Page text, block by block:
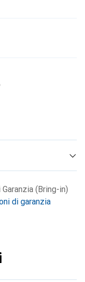
(Bring-in)
di garanzia